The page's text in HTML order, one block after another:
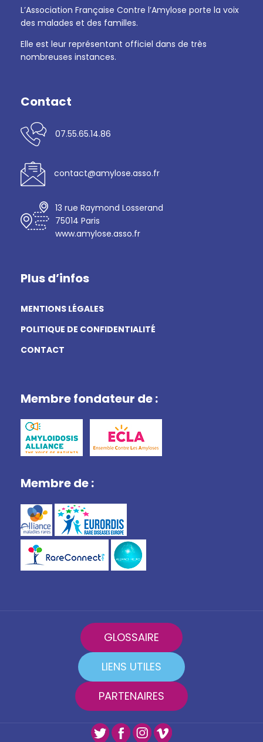
L’Association Française Contre l’Amylose porte la voix
des malades et des familles.
Elle est leur représentant officiel dans de très
nombreuses instances.
Contact
07.55.65.14.86
contact@amylose.asso.fr
13 rue Raymond Losserand
75014 Paris
www.amylose.asso.fr
Plus d’infos
MENTIONS LÉGALES
POLITIQUE DE CONFIDENTIALITÉ
CONTACT
Membre fondateur de :
Membre de :
GLOSSAIRE
LIENS UTILES
PARTENAIRES